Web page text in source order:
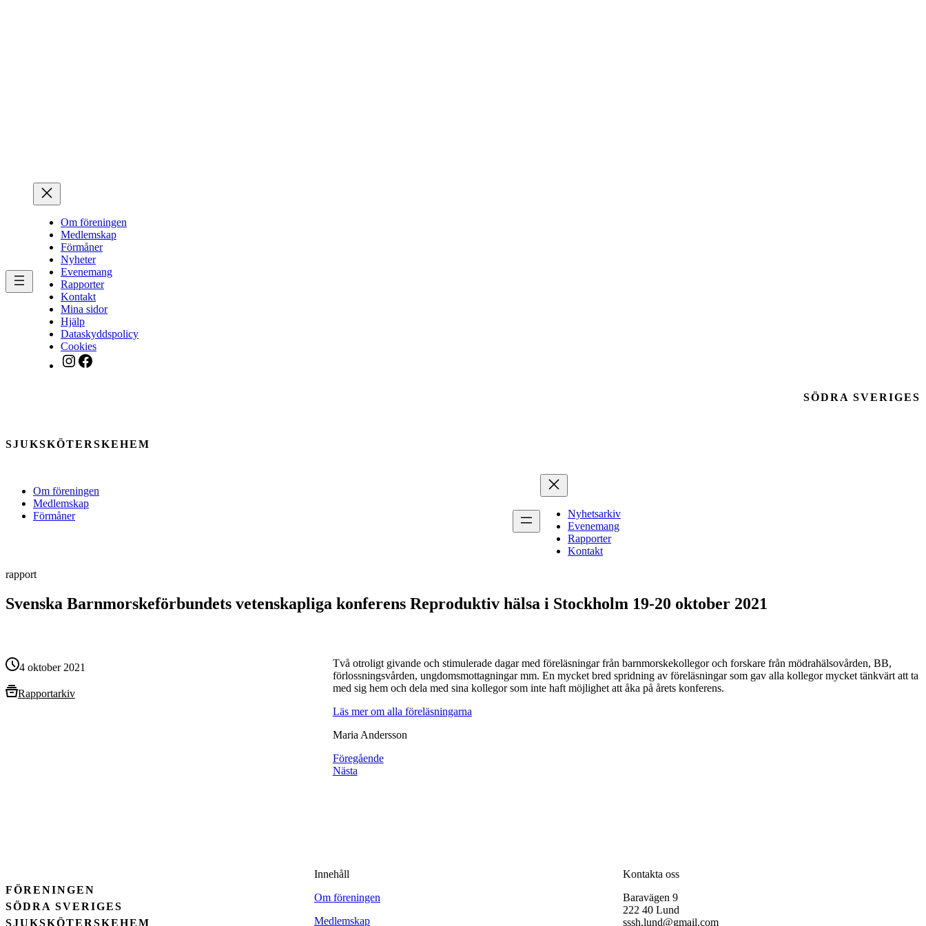
Om föreningen
Medlemskap
Förmåner
Nyheter
Evenemang
Rapporter
Kontakt
Mina sidor
Hjälp
Dataskyddspolicy
Cookies
Instagram
Facebook
SÖDRA SVERIGES
SJUKSKÖTERSKEHEM
Om föreningen
Medlemskap
Förmåner
Nyhetsarkiv
Evenemang
Rapporter
Kontakt
rapport
Svenska Barnmorskeförbundets vetenskapliga konferens Reproduktiv hälsa i Stockholm 19-20 oktober 2021
4 oktober 2021
Rapportarkiv
Två otroligt givande och stimulerade dagar med föreläsningar från barnmorskekollegor och forskare från mödrahälsovården, BB,
förlossningsvården, ungdomsmottagningar mm. En mycket bred spridning av föreläsningar som gav alla kollegor mycket tänkvärt att ta
med sig hem och dela med sina kollegor som inte haft möjlighet att åka på årets konferens.
Läs mer om alla föreläsningarna
Maria Andersson
Föregående
Nästa
FÖRENINGEN
SÖDRA SVERIGES
SJUKSKÖTERSKEHEM
Innehåll
Om föreningen
Medlemskap
Kontakta oss
Baravägen 9
222 40 Lund
sssh.lund@gmail.com